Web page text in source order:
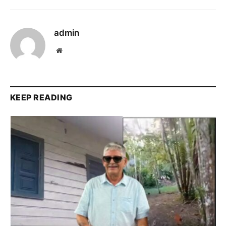
admin
Website
KEEP READING